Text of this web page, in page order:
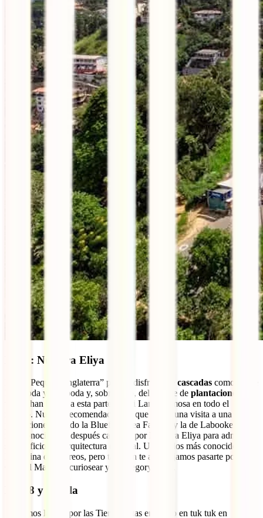
Día 7: Nuwara Eliya
En la “Pequeña Inglaterra” podrás disfrutar de cascadas como las de
Ramboda y Hellboda y, sobre todo, del paisaje de plantaciones de
que han hecho a esta parte de Sri Lanka famosa en todo el
mundo. Nuestra recomendación es que hagas una visita a una de sus
plantaciones, siendo la Bluefield Tea Factory y la de Labookellie las
más conocidas; y después camines por Nuwara Eliya para admirar
sus edificios de arquitectura colonial. Uno de los más conocidos es
la Oficina de Correos, pero también te aconsejamos pasarte por el
Central Market a curiosear y al Gregory Lake.
Días 8 y 9: Ella
Seguimos la ruta por las Tierras Altas en tren o en tuk tuk en